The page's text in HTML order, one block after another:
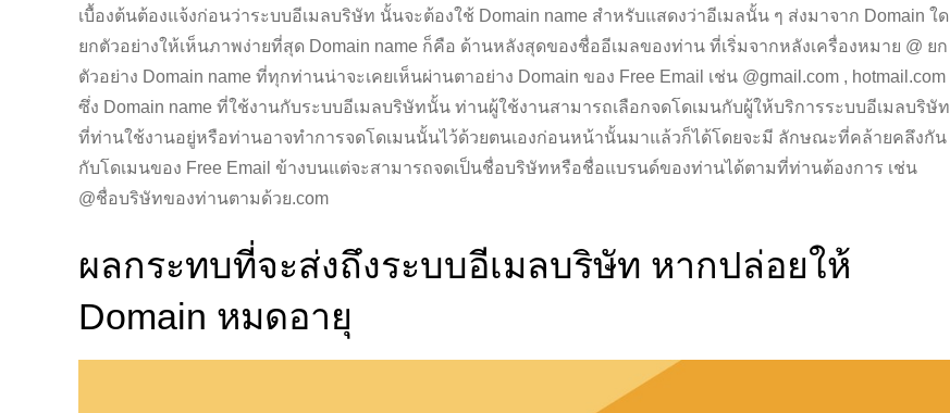
เบื้องต้นต้องแจ้งก่อนว่าระบบอีเมลบริษัท นั้นจะต้องใช้ Domain name สำหรับแสดงว่าอีเมลนั้น ๆ ส่งมาจาก Domain ใด
ยกตัวอย่างให้เห็นภาพง่ายที่สุด Domain name ก็คือ ด้านหลังสุดของชื่ออีเมลของท่าน ที่เริ่มจากหลังเครื่องหมาย @ ยก
ตัวอย่าง Domain name ที่ทุกท่านน่าจะเคยเห็นผ่านตาอย่าง Domain ของ Free Email เช่น @gmail.com , hotmail.com
ซึ่ง Domain name ที่ใช้งานกับระบบอีเมลบริษัทนั้น ท่านผู้ใช้งานสามารถเลือกจดโดเมนกับผู้ให้บริการระบบอีเมลบริษัท
ที่ท่านใช้งานอยู่หรือท่านอาจทำการจดโดเมนนั้นไว้ด้วยตนเองก่อนหน้านั้นมาแล้วก็ได้โดยจะมี ลักษณะที่คล้ายคลึงกัน
กับโดเมนของ Free Email ข้างบนแต่จะสามารถจดเป็นชื่อบริษัทหรือชื่อแบรนด์ของท่านได้ตามที่ท่านต้องการ เช่น
@ชื่อบริษัทของท่านตามด้วย.com
ผลกระทบที่จะส่งถึงระบบอีเมลบริษัท หากปล่อยให้
Domain หมดอายุ